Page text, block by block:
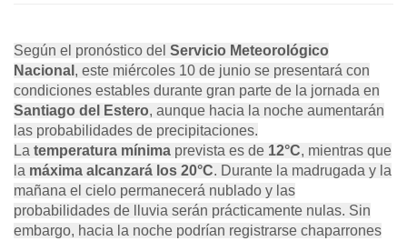
Según el pronóstico del Servicio Meteorológico
Nacional , este miércoles 10 de junio se presentará con
condiciones estables durante gran parte de la jornada en
Santiago del Estero, aunque hacia la noche aumentarán
las probabilidades de precipitaciones.
La temperatura mínima prevista es de 12°C, mientras que
la máxima alcanzará los 20°C. Durante la madrugada y la
mañana el cielo permanecerá nublado y las
probabilidades de lluvia serán prácticamente nulas. Sin
embargo, hacia la noche podrían registrarse chaparrones